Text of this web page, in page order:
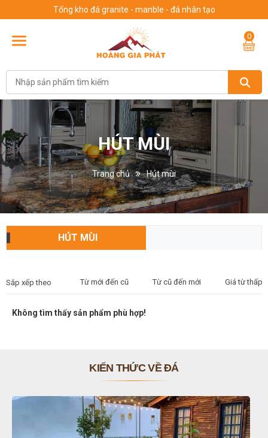
Tổng kho đá granite - manble - đá nhân tạo
0
HÚT MÙI
Trang chủ Hút mùi
HÚT MÙI
Sắp xếp theo Từ mới đến cũ Từ cũ đến mới Giá từ thấp
Không tìm thấy sản phẩm phù hợp!
KIẾN THỨC VỀ ĐÁ